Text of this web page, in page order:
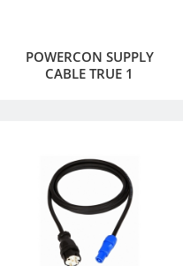
POWERCON SUPPLY
CABLE TRUE 1